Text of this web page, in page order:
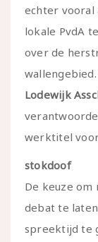
echter vooral
lokale PvdA
over de
Lodewijk
werktitel voor
stokdoof
De keuze
debat te
spreektijd te